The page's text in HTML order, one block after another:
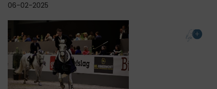
06-02-2025